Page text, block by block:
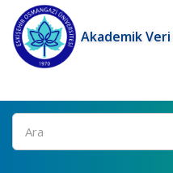
Akademik
Ara